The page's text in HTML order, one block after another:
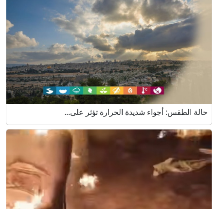
حالة الطقس: أجواء شديدة الحرارة تؤثر على...